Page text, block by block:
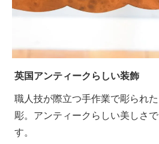
英国アンティークらしい装飾
職人技が際立つ手作業で彫られた
彫。アンティークらしい美しさで
す。